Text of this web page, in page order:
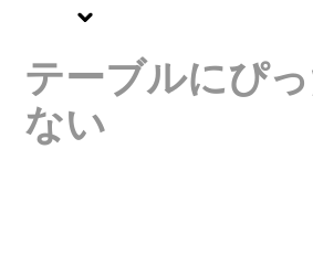
View larger image
テーブルにぴ
ない